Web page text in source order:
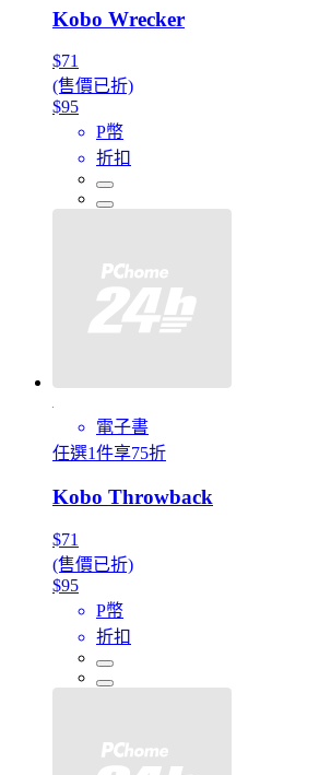
Kobo Wrecker
$71
(售價已折)
$95
P幣
折扣
電子書
任選1件享75折
Kobo Throwback
$71
(售價已折)
$95
P幣
折扣